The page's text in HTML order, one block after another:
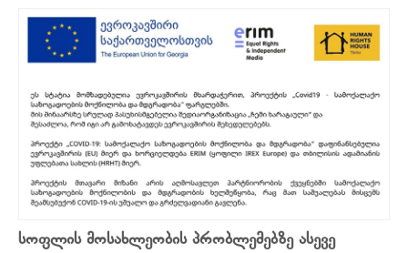
სოფლის მოსახლეობის პრობლემებზე ასევე